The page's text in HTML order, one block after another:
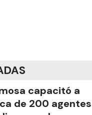
capacitó a
de 200 agentes